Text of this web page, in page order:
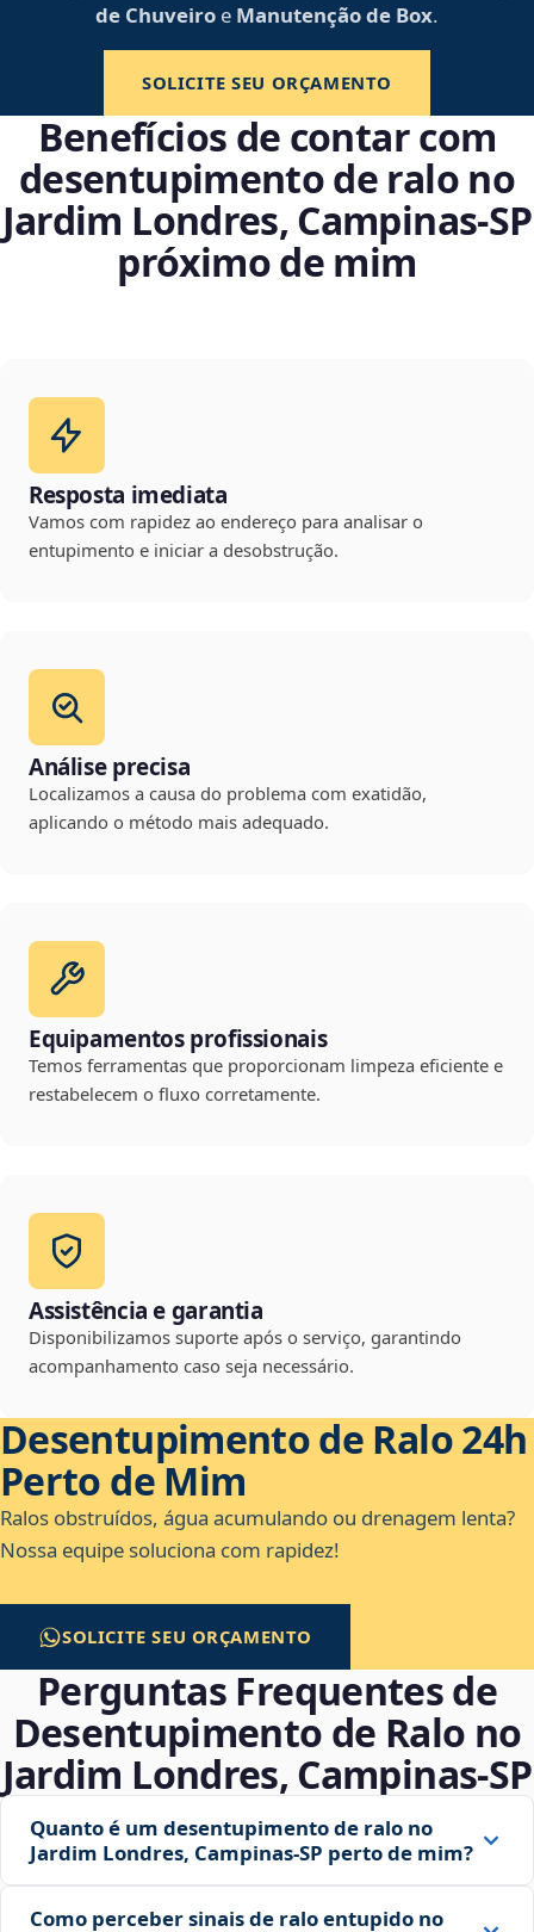
de Chuveiro e Manutenção de Box.
SOLICITE SEU ORÇAMENTO
Benefícios de contar com
desentupimento de ralo no
Jardim Londres, Campinas‑SP
próximo de mim
Resposta imediata
Vamos com rapidez ao endereço para analisar o
entupimento e iniciar a desobstrução.
Análise precisa
Localizamos a causa do problema com exatidão,
aplicando o método mais adequado.
Equipamentos profissionais
Temos ferramentas que proporcionam limpeza eficiente e
restabelecem o fluxo corretamente.
Assistência e garantia
Disponibilizamos suporte após o serviço, garantindo
acompanhamento caso seja necessário.
Desentupimento de Ralo 24h
Perto de Mim
Ralos obstruídos, água acumulando ou drenagem lenta?
Nossa equipe soluciona com rapidez!
SOLICITE SEU ORÇAMENTO
Perguntas Frequentes de
Desentupimento de Ralo no
Jardim Londres, Campinas‑SP
Quanto é um desentupimento de ralo no
Jardim Londres, Campinas‑SP perto de mim?
Como perceber sinais de ralo entupido no